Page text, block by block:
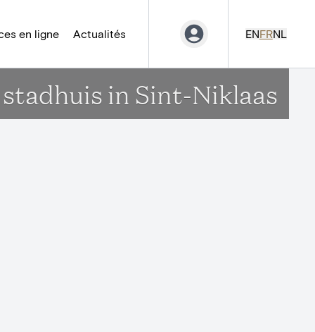
en ligne Actualités ENFRNL
in Sint-Niklaas